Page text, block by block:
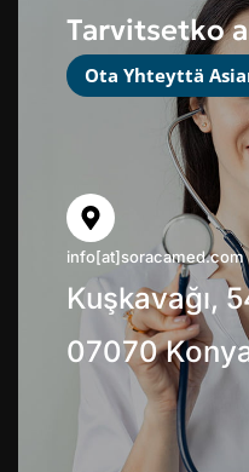
Tarvitsetko
Ota Yhteyttä
info[at]soracamed.com
Kuşkavağı,
07070